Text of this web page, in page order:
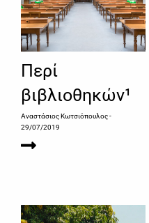
Περί
βιβλιοθηκών¹
Αναστάσιος Κωτσιόπουλος-
29/07/2019